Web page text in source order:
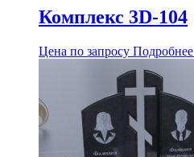
Комплекс 3D-104
Цена по запросу Подробнее